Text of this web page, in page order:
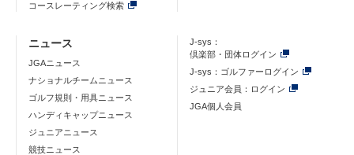
コースレーティング検索
ニュース
JGAニュース
ナショナルチームニュース
ゴルフ規則・用具ニュース
ハンディキャップニュース
ジュニアニュース
競技ニュース
J-sys：
倶楽部・団体ログイン
J-sys：ゴルファーログイン
ジュニア会員：ログイン
JGA個人会員